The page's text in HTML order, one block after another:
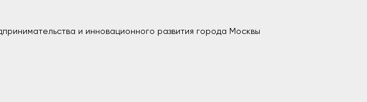
и инновационного развития города Москвы